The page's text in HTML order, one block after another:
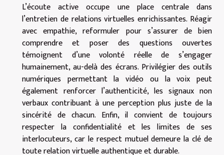
L’écoute active occupe une place centrale dans
l’entretien de relations virtuelles enrichissantes. Réagir
avec empathie, reformuler pour s’assurer de bien
comprendre et poser des questions ouvertes
témoignent d’une volonté réelle de s’engager
humainement, au-delà des écrans. Privilégier des outils
numériques permettant la vidéo ou la voix peut
également renforcer l’authenticité, les signaux non
verbaux contribuant à une perception plus juste de la
sincérité de chacun. Enfin, il convient de toujours
respecter la confidentialité et les limites de ses
interlocuteurs, car le respect mutuel demeure la clé de
toute relation virtuelle authentique et durable.